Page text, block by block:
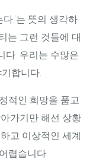
.'는 뜻의 생각하
는 그런 것들에 대
다. 우리는 수많은
합니다.
적인 희망을 품고
가기만 해선 상황
고 이상적인 세계
렵습니다.